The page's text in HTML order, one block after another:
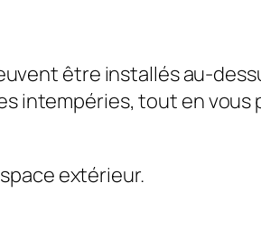
être installés au-
intempéries, tout en vous
extérieur.